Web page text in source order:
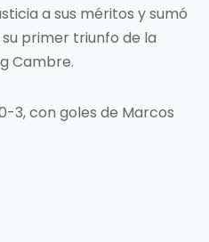
a sus méritos y sumó
primer triunfo de la
Cambre.
3, con goles de Marcos